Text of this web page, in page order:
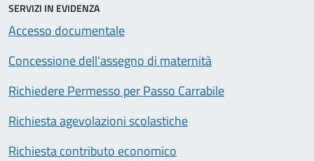
SERVIZI IN EVIDENZA
Accesso documentale
Concessione dell'assegno di maternità
Richiedere Permesso per Passo Carrabile
Richiesta agevolazioni scolastiche
Richiesta contributo economico